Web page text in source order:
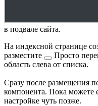
в подвале сайта.
На индексной странице
разместите
Просто
область слева от списка.
Сразу после размещения
компонента. Пока можете
настройке чуть позже.